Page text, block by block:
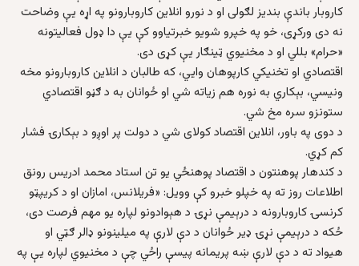
کاروبار باندې بندیز لګولی او د نورو انلاین کاروبارونو په اړه یې وضاحت
نه دی ورکړی، خو په خپرو شویو خبرتیاوو کې یې دا ډول فعالیتونه
«حرام» بللي او د مخنیوي ټینګار یې کړی دی.
اقتصادي او تخنیکي کارپوهان وایي، که طالبان د انلاین کاروبارونو مخه
ونیسي، بېکاري به نوره هم زیاته شي او ځوانان به د ګڼو اقتصادي
ستونزو سره مخ شي.
د دوی په باور، انلاین اقتصاد کولای شي د دولت پر اوږو د بېکارۍ فشار
کم کړي.
د کندهار پوهنتون د اقتصاد پوهنځي یو تن استاد محمد ادریس رونق
اطلاعات روز ته په خپلو خبرو کې وویل: «فریلانس، امازان او د کریپټو
کرنسۍ کاروبارونه د درېیمې نړۍ د هېوادونو لپاره یو مهم فرصت دی،
ځکه د درېیمې نړۍ ډیر ځوانان د دې لارې په میلینونو ډالر ګټي او
هیواد ته د دې لارې ښه پریمانه پیسې راځي چې د مخنیوي لپاره یې په